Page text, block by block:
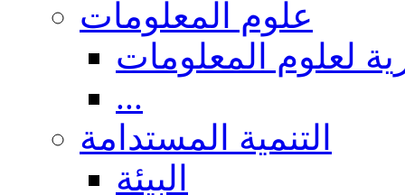
علوم المعلومات
لعلوم المعلومات
...
التنمية المستدامة
البيئة